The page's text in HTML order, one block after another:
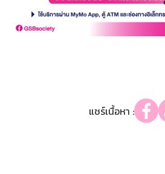
แชร์เนื้อหา :